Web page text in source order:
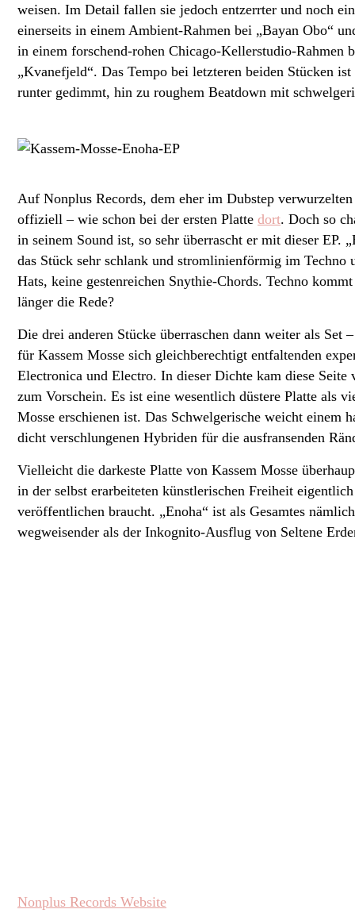
weisen. Im Detail fallen sie jedoch entzerrter und noch
einerseits in einem Ambient-Rahmen bei „Bayan Obo“
in einem forschend-rohen Chicago-Kellerstudio-Rahmen
„Kvanefjeld“. Das Tempo bei letzteren beiden Stücken
runter gedimmt, hin zu roughem Beatdown mit
Auf Nonplus Records, dem eher im Dubstep
offiziell – wie schon bei der ersten Platte dort. Doch so
in seinem Sound ist, so sehr überrascht er mit dieser EP.
das Stück sehr schlank und stromlinienförmig im Techno
Hats, keine gestenreichen Snythie-Chords. Techno
länger die Rede?
Die drei anderen Stücke überraschen dann weiter als Set
für Kassem Mosse sich gleichberechtigt entfaltenden
Electronica und Electro. In dieser Dichte kam diese
zum Vorschein. Es ist eine wesentlich düstere Platte als
Mosse erschienen ist. Das Schwelgerische weicht einem
dicht verschlungenen Hybriden für die ausfransenden
Vielleicht die darkeste Platte von Kassem Mosse
in der selbst erarbeiteten künstlerischen Freiheit
veröffentlichen braucht. „Enoha“ ist als Gesamtes
wegweisender als der Inkognito-Ausflug von Seltene
Nonplus Records Website